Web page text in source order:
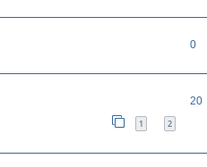
0
1 2
20